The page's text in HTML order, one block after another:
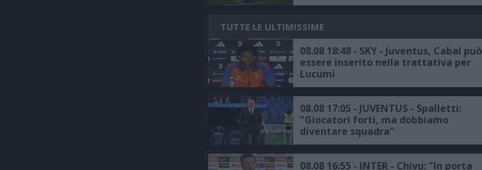
TUTTE LE ULTIMISSIME
08.08 18:48 - SKY - Juventus, Cabal può
essere inserito nella trattativa per
Lucumi
08.08 17:05 - JUVENTUS - Spalletti:
"Giocatori forti, ma dobbiamo
diventare squadra"
08.08 16:55 - INTER - Chivu: "In porta